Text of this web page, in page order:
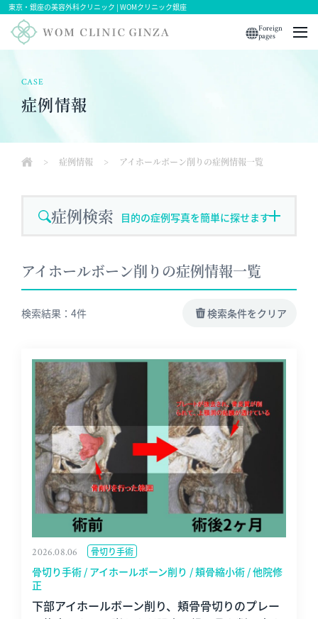
東京・銀座の美容外科クリニック | WOMクリニック銀座
Foreign
pages
CASE
症例情報
> 症例情報 > アイホールボーン削りの症例情報一覧
症例検索 目的の症例写真を簡単に探せます！
アイホールボーン削りの症例情報一覧
検索結果：4件 検索条件をクリア
2026.08.06 骨切り手術
骨切り手術 / アイホールボーン削り / 頬骨縮小術 / 他院修
正
下部アイホールボーン削り、頬骨骨切りのプレー